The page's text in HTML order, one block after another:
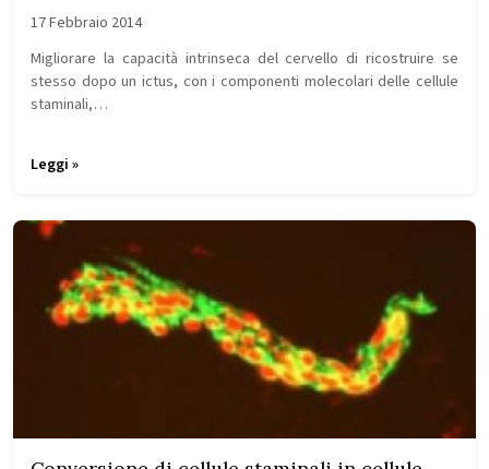
17 Febbraio 2014
Migliorare la capacità intrinseca del cervello di ricostruire se
stesso dopo un ictus, con i componenti molecolari delle cellule
staminali,…
Leggi »